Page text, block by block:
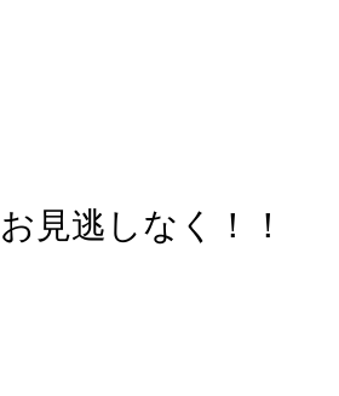
見逃しなく！！